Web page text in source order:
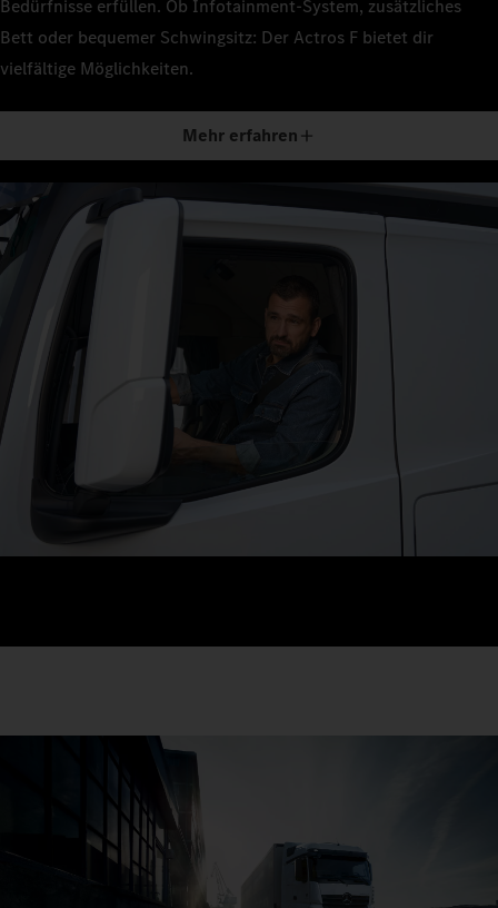
Bedürfnisse erfüllen. Ob Infotainment-System, zusätzliches
Bett oder bequemer Schwingsitz: Der Actros F bietet dir
vielfältige Möglichkeiten.
Mehr erfahren